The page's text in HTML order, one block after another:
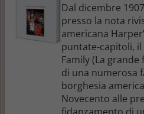
Dal dicembre
presso la nota
americana
puntate-capitoli,
Family (La
di una numerosa
borghesia
Novecento alle
fidanzamento di